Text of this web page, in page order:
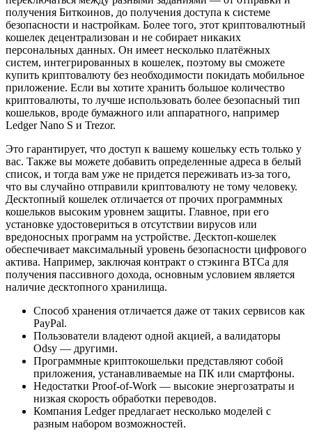
получения Биткоинов, до получения доступа к системе
безопасности и настройкам. Более того, этот криптовалютный
кошелек децентрализован и не собирает никаких
персональных данных. Он имеет несколько платёжных
систем, интегрированных в кошелек, поэтому вы сможете
купить криптовалюту без необходимости покидать мобильное
приложение. Если вы хотите хранить большое количество
криптовалюты, то лучше использовать более безопасный тип
кошельков, вроде бумажного или аппаратного, например
Ledger Nano S и Trezor.
Это гарантирует, что доступ к вашему кошельку есть только у
вас. Также вы можете добавить определенные адреса в белый
список, и тогда вам уже не придется переживать из-за того,
что вы случайно отправили криптовалюту не тому человеку.
Десктопный кошелек отличается от прочих программных
кошельков высоким уровнем защиты. Главное, при его
установке удостовериться в отсутствии вирусов или
вредоносных программ на устройстве. Десктоп-кошелек
обеспечивает максимальный уровень безопасности цифрового
актива. Например, заключая контракт о стэкинга ВТСа для
получения пассивного дохода, основным условием является
наличие десктопного хранилища.
Способ хранения отличается даже от таких сервисов как
PayPal.
Пользователи владеют одной акцией, а валидаторы
Odsy — другими.
Программные криптокошельки представляют собой
приложения, устанавливаемые на ПК или смартфоны.
Недостатки Proof-of-Work ― высокие энергозатраты и
низкая скорость обработки переводов.
Компания Ledger предлагает несколько моделей с
разным набором возможностей.